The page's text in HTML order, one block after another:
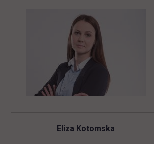
Eliza Kotomska